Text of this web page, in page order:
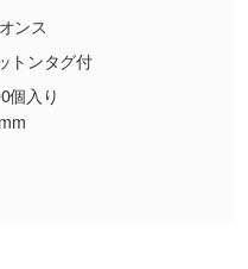
使いたいキャラク
ているデータは切
詳しく見る
足りない／塗り足
よりも小さい場
ンス
トンタグ付
個入り